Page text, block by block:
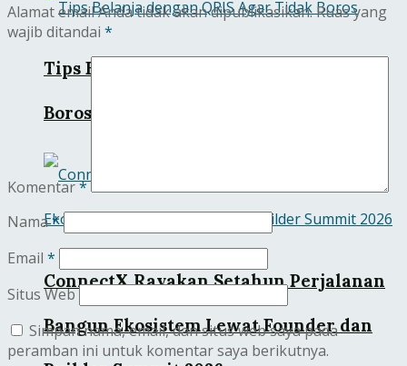
Tips Belanja dengan QRIS Agar Tidak
Boros
ConnectX Rayakan Setahun Perjalanan
Bangun Ekosistem Lewat Founder dan
Alamat email Anda tidak akan dipublikasikan.Ruas yang
wajib ditandai *
Komentar*
Nama*
Email *
Situs Web
Simpan nama, email, dan situs web saya pada
peramban ini untuk komentar saya berikutnya.